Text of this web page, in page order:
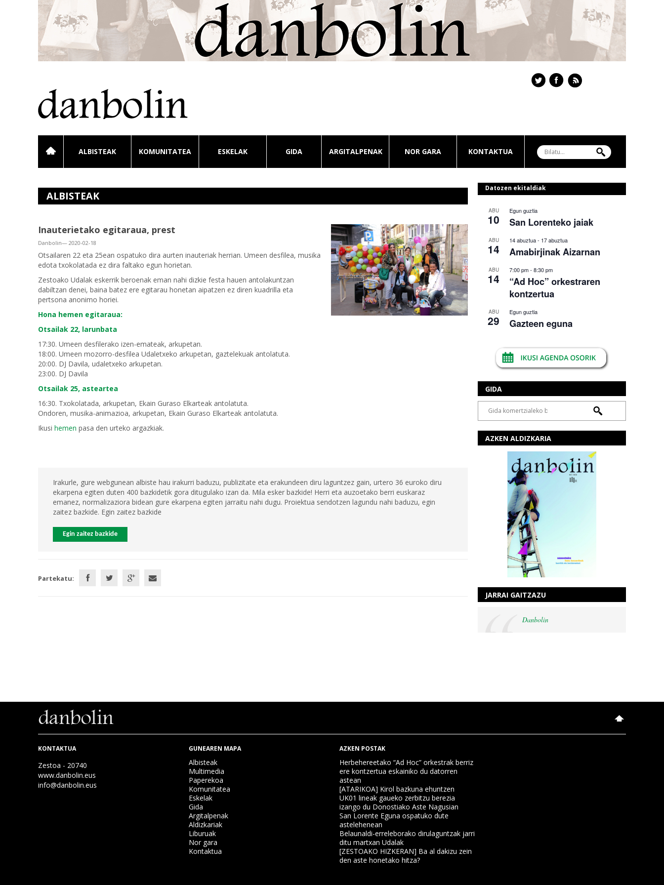
ALBISTEAK KOMUNITATEA ESKELAK GIDA ARGITALPENAK NOR GARA KONTAKTUA
ALBISTEAK
Inauterietako egitaraua, prest
Danbolin— 2020-02-18
Otsailaren 22 eta 25ean ospatuko dira aurten inauteriak herrian. Umeen desfilea, musika
edota txokolatada ez dira faltako egun horietan.
Zestoako Udalak eskerrik beroenak eman nahi dizkie festa hauen antolakuntzan
dabiltzan denei, baina batez ere egitarau honetan aipatzen ez diren kuadrilla eta
pertsona anonimo horiei.
Hona hemen egitaraua:
Otsailak 22, larunbata
17:30. Umeen desfilerako izen-emateak, arkupetan.
18:00. Umeen mozorro-desfilea Udaletxeko arkupetan, gaztelekuak antolatuta.
20:00. DJ Davila, udaletxeko arkupetan.
23:00. DJ Davila
Otsailak 25, asteartea
16:30. Txokolatada, arkupetan, Ekain Guraso Elkarteak antolatuta.
Ondoren, musika-animazioa, arkupetan, Ekain Guraso Elkarteak antolatuta.
Ikusi hemen pasa den urteko argazkiak.
Irakurle, gure webgunean albiste hau irakurri baduzu, publizitate eta erakundeen diru laguntzez gain, urtero 36 euroko diru
ekarpena egiten duten 400 bazkidetik gora ditugulako izan da. Mila esker bazkide! Herri eta auzoetako berri euskaraz
emanez, normalizaziora bidean gure ekarpena egiten jarraitu nahi dugu. Proiektua sendotzen lagundu nahi baduzu, egin
zaitez bazkide. Egin zaitez bazkide
Egin zaitez bazkide
Partekatu:
Datozen ekitaldiak
ABU
10
Egun guztia
San Lorenteko jaiak
ABU
14
14 abuztua- 17 abuztua
Amabirjinak Aizarnan
ABU
14
7:00 pm- 8:30 pm
“Ad Hoc” orkestraren
kontzertua
ABU
29
Egun guztia
Gazteen eguna
GIDA
AZKEN ALDIZKARIA
JARRAI GAITZAZU
Danbolin
KONTAKTUA
Zestoa - 20740
www.danbolin.eus
info@danbolin.eus
GUNEAREN MAPA
Albisteak
Multimedia
Paperekoa
Komunitatea
Eskelak
Gida
Argitalpenak
Aldizkariak
Liburuak
Nor gara
Kontaktua
AZKEN POSTAK
Herbehereetako “Ad Hoc” orkestrak berriz
ere kontzertua eskainiko du datorren
astean
[ATARIKOA] Kirol bazkuna ehuntzen
UK01 lineak gaueko zerbitzu berezia
izango du Donostiako Aste Nagusian
San Lorente Eguna ospatuko dute
astelehenean
Belaunaldi-erreleborako dirulaguntzak jarri
ditu martxan Udalak
[ZESTOAKO HIZKERAN] Ba al dakizu zein
den aste honetako hitza?